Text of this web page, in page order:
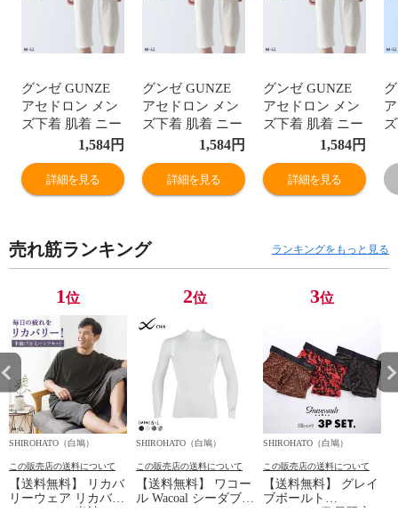
グンゼ GUNZE
アセドロン メン
ズ下着 肌着 ニー
レングス インナ
丈 ボトムス メン
ズ
1,584円
詳細を見る
グンゼ GUNZE
アセドロン メン
ズ下着 肌着 ニー
レングス インナ
丈 ボトムス メン
ズ
1,584円
詳細を見る
グンゼ GUNZE
アセドロン メン
ズ下着 肌着 ニー
レングス インナ
丈 ボトムス メン
ズ
1,584円
詳細を見る
ズ
売れ筋ランキング ランキングをもっと見る
1位
SHIROHATO（白鳩）
この販売店の送料について
【送料無料】 リカバ
リーウェア リカバリ
ーパジャマ 半袖 メ
2位
SHIROHATO（白鳩）
この販売店の送料について
【送料無料】 ワコー
ル Wacoal シーダブリ
3位
SHIROHATO（白鳩）
この販売店の送料について
【送料無料】 グレイ
ブボールト
Gravevault 数量限定